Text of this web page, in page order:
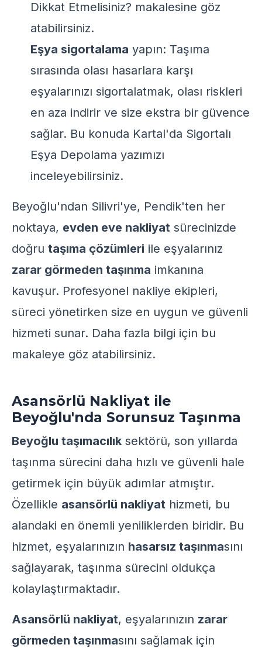
Dikkat Etmelisiniz? makalesine göz
atabilirsiniz.
Eşya sigortalama yapın: Taşıma
sırasında olası hasarlara karşı
eşyalarınızı sigortalatmak, olası riskleri
en aza indirir ve size ekstra bir güvence
sağlar. Bu konuda Kartal'da Sigortalı
Eşya Depolama yazımızı
inceleyebilirsiniz.
Beyoğlu'ndan Silivri'ye, Pendik'ten her
noktaya, evden eve nakliyat sürecinizde
doğru taşıma çözümleri ile eşyalarınız
zarar görmeden taşınma imkanına
kavuşur. Profesyonel nakliye ekipleri,
süreci yönetirken size en uygun ve güvenli
hizmeti sunar. Daha fazla bilgi için bu
makaleye göz atabilirsiniz.
Asansörlü Nakliyat ile
Beyoğlu'nda Sorunsuz Taşınma
Beyoğlu taşımacılık sektörü, son yıllarda
taşınma sürecini daha hızlı ve güvenli hale
getirmek için büyük adımlar atmıştır.
Özellikle asansörlü nakliyat hizmeti, bu
alandaki en önemli yeniliklerden biridir. Bu
hizmet, eşyalarınızın hasarsız taşınmasını
sağlayarak, taşınma sürecini oldukça
kolaylaştırmaktadır.
Asansörlü nakliyat, eşyalarınızın zarar
görmeden taşınmasını sağlamak için